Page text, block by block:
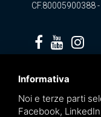
CF.80005900388
Informativa
Noi e terze parti
Facebook,